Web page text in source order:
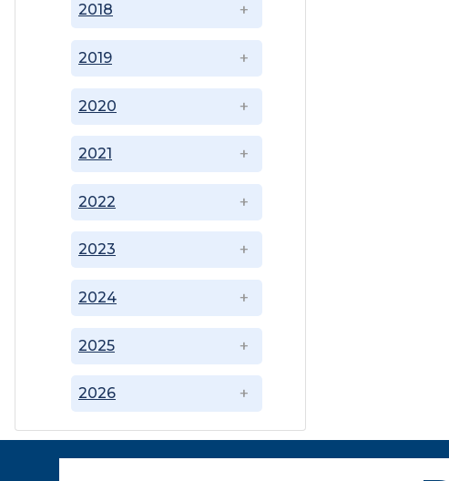
2018
2019
2020
2021
2022
2023
2024
2025
2026